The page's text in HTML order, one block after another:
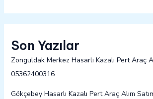
Son Yazılar
Zonguldak Merkez Hasarlı Kazalı Pert Araç
05362400316
Gökçebey Hasarlı Kazalı Pert Araç Alım